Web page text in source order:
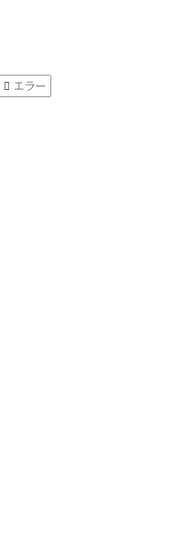
エラー